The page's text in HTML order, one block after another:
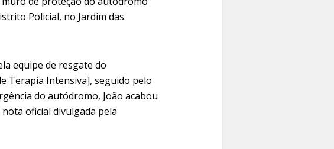
Policial, no Jardim das
equipe de resgate do
Terapia Intensiva], seguido pelo
do autódromo, João acabou
oficial divulgada pela